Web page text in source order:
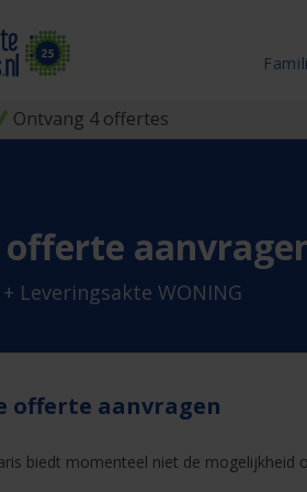
Ontvang 4 offertes
Leveringsakte WONING
offerte aanvragen
biedt momenteel niet de mogelijkheid